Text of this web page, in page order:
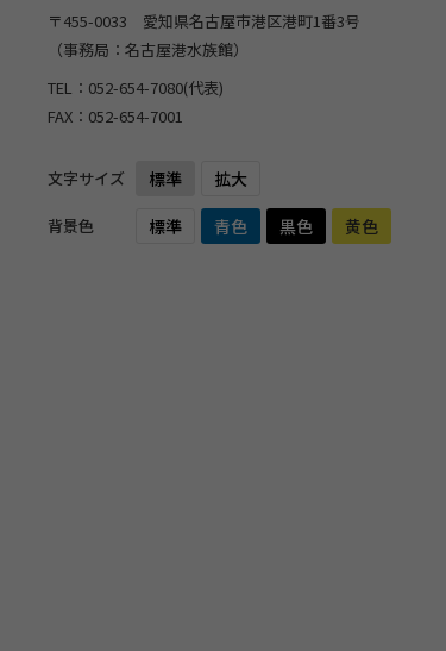
〒455-0033 愛知県名古屋市港区港町1番3号
（事務局：名古屋港水族館）
TEL： 052-654-7080(代表)
FAX：052-654-7001
文字サイズ 標準 拡大
背景色 標準 青色 黒色 黄色